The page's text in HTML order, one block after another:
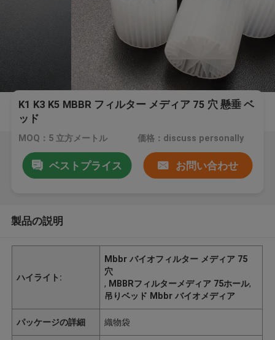
K1 K3 K5 MBBR フィルター メディア 75 穴 懸垂 ベ
ッド
MOQ：5 立方メートル 価格：discuss personally
ベストプライス お問い合わせ
製品の説明
ハイライト:
Mbbr バイオフィルター メディア 75
穴
, MBBRフィルターメディア 75ホール,
吊りベッド Mbbr バイオメディア
パッケージの詳細 織物袋